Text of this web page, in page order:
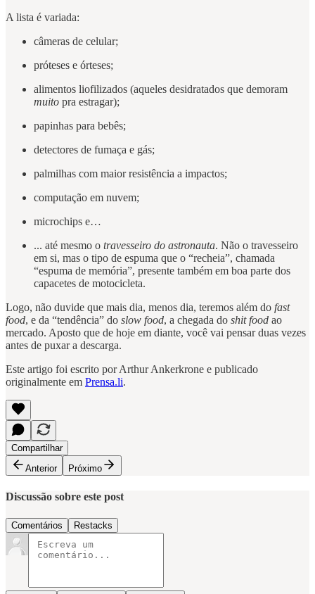
A lista é variada:
câmeras de celular;
próteses e órteses;
alimentos liofilizados (aqueles desidratados que demoram
muito pra estragar);
papinhas para bebês;
detectores de fumaça e gás;
palmilhas com maior resistência a impactos;
computação em nuvem;
microchips e…
... até mesmo o travesseiro do astronauta. Não o travesseiro
em si, mas o tipo de espuma que o “recheia”, chamada
“espuma de memória”, presente também em boa parte dos
capacetes de motocicleta.
Logo, não duvide que mais dia, menos dia, teremos além do fast
food, e da “tendência” do slow food, a chegada do shit food ao
mercado. Aposto que de hoje em diante, você vai pensar duas vezes
antes de puxar a descarga.
Este artigo foi escrito por Arthur Ankerkrone e publicado
originalmente em Prensa.li.
Compartilhar
Anterior
Próximo
Discussão sobre este post
Comentários Restacks